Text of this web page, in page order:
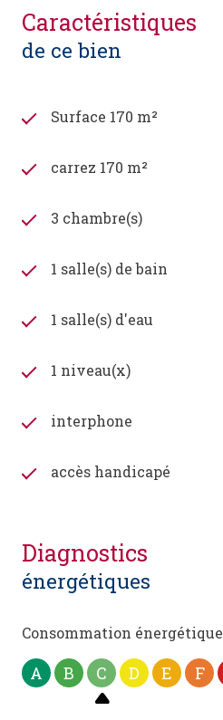
caractéristiques
de ce bien
Surface 170 m²
carrez 170 m²
3 chambre(s)
1 salle(s) de bain
1 salle(s) d'eau
1 niveau(x)
interphone
accès handicapé
diagnostics
énergétiques
Consommation énergétique
A B C D E F